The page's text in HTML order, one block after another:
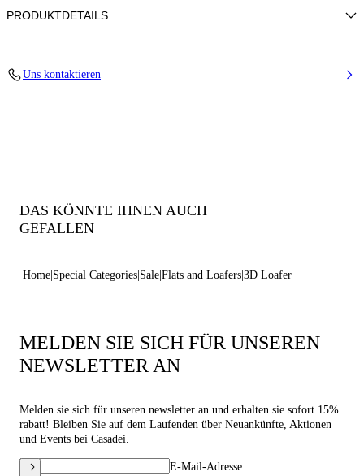
PRODUKTDETAILS
Uns kontaktieren
DAS KÖNNTE IHNEN AUCH
GEFALLEN
Home Special Categories Sale Flats and Loafers 3D Loafer
MELDEN SIE SICH FÜR UNSEREN
NEWSLETTER AN
Melden sie sich für unseren newsletter an und erhalten sie sofort 15%
rabatt! Bleiben Sie auf dem Laufenden über Neuankünfte, Aktionen
und Events bei Casadei.
E-Mail-Adresse